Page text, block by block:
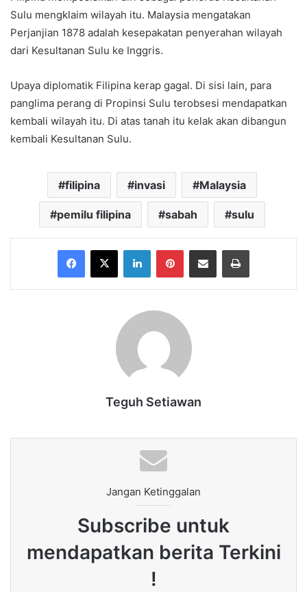
Sulu mengklaim wilayah itu. Malaysia mengatakan
Perjanjian 1878 adalah kesepakatan penyerahan wilayah
dari Kesultanan Sulu ke Inggris.
Upaya diplomatik Filipina kerap gagal. Di sisi lain, para
panglima perang di Propinsi Sulu terobsesi mendapatkan
kembali wilayah itu. Di atas tanah itu kelak akan dibangun
kembali Kesultanan Sulu.
filipina invasi Malaysia
pemilu filipina sabah sulu
Facebook
X LinkedInPinterestShare via Email Print
Teguh Setiawan
Jangan Ketinggalan
Subscribe untuk
mendapatkan berita Terkini
!